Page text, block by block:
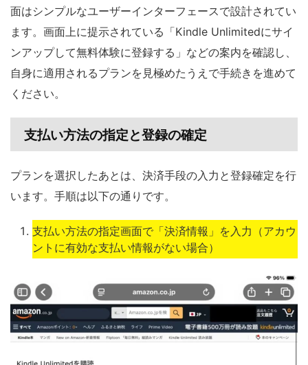
面はシンプルなユーザーインターフェースで設計されてい
ます。画面上に提示されている「Kindle Unlimitedにサイ
ンアップして無料体験に登録する」などの案内を確認し、
自身に適用されるプランを見極めたうえで手続きを進めて
ください。
支払い方法の指定と登録の確定
プランを選択したあとは、決済手段の入力と登録確定を行
います。手順は以下の通りです。
支払い方法の指定画面で「決済情報」を入力（アカウ
ントに有効な支払い情報がない場合）